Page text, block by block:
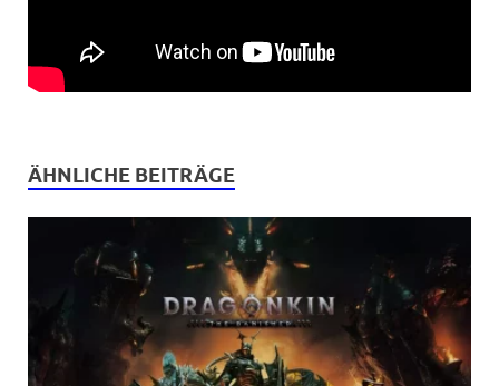
ÄHNLICHE BEITRÄGE